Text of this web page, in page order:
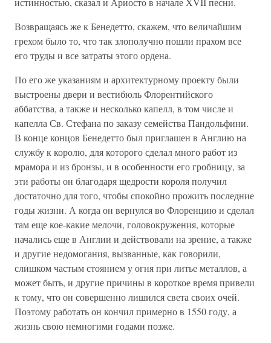
Возвращаясь же к Бенедетто, скажем, что величайшим
грехом было то, что так злополучно пошли прахом все
его труды и все затраты этого ордена.
По его же указаниям и архитектурному проекту были
выстроены двери и вестибюль Флорентийского
аббатства, а также и несколько капелл, в том числе и
капелла Св. Стефана по заказу семейства Пандольфини.
В конце концов Бенедетто был приглашен в Англию на
службу к королю, для которого сделал много работ из
мрамора и из бронзы, и в особенности его гробницу, за
эти работы он благодаря щедрости короля получил
достаточно для того, чтобы спокойно прожить последние
годы жизни. А когда он вернулся во Флоренцию и сделал
там еще кое-какие мелочи, головокружения, которые
начались еще в Англии и действовали на зрение, а также
и другие недомогания, вызванные, как говорили,
слишком частым стоянием у огня при литье металлов, а
может быть, и другие причины в короткое время привели
к тому, что он совершенно лишился света своих очей.
Поэтому работать он кончил примерно в 1550 году, а
жизнь свою немногими годами позже.